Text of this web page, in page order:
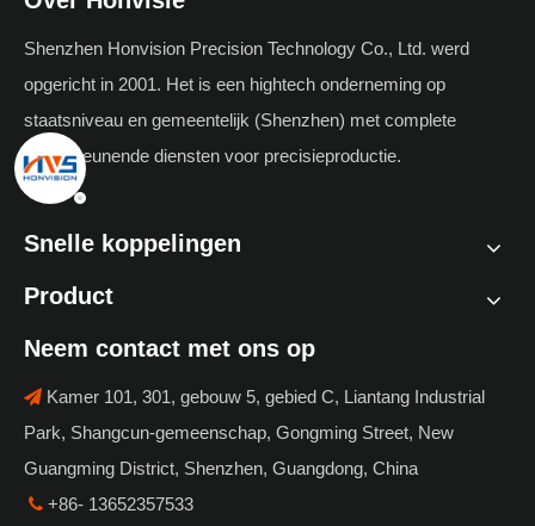
Shenzhen Honvision Precision Technology Co., Ltd. werd
opgericht in 2001. Het is een hightech onderneming op
staatsniveau en gemeentelijk (Shenzhen) met complete
ondersteunende diensten voor precisieproductie.
Snelle koppelingen
Product
Neem contact met ons op
 Kamer 101, 301, gebouw 5, gebied C, Liantang Industrial
Park, Shangcun-gemeenschap, Gongming Street, New
Guangming District, Shenzhen, Guangdong, China
 +86- 13652357533